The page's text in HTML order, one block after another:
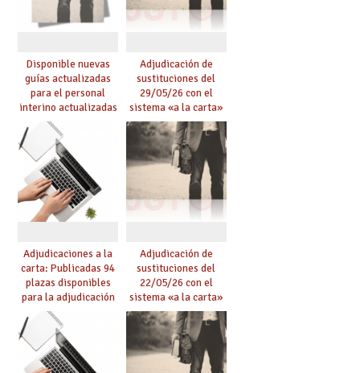
Disponible nuevas
guías actualizadas
para el personal
interino actualizadas
para el curso 26/27
Adjudicación de
sustituciones del
29/05/26 con el
sistema «a la carta»
conseguido con el
Acuerdo de Mejoras
Adjudicaciones a la
carta: Publicadas 94
plazas disponibles
para la adjudicación
de mañana y abierto
plazo de solicitudes
Adjudicación de
sustituciones del
22/05/26 con el
sistema «a la carta»
conseguido con el
Acuerdo de Mejoras